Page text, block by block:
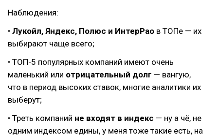
Наблюдения:
• Лукойл, Яндекс, Полюс и ИнтерРао в ТОПе — их
выбирают чаще всего;
• ТОП-5 популярных компаний имеют очень
маленький или отрицательный долг — вангую,
что в период высоких ставок, многие аналитики их
выберут;
• Треть компаний не входят в индекс — ну а чё, не
одним индексом едины, у меня тоже такие есть, на